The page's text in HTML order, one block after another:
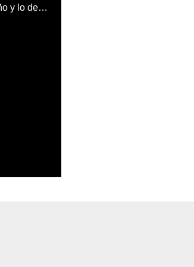
En un entrenamiento de brasil Neymar le hace tremendo caño a un niño y lo deja en el suelo